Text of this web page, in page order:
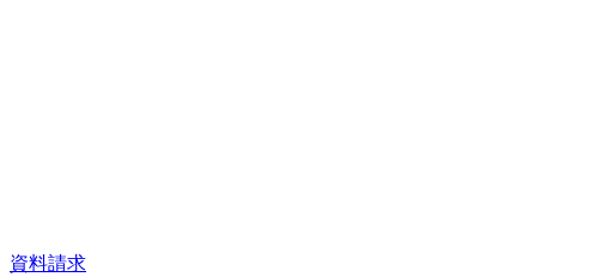
資料請求